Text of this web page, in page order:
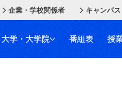
企業・学校関係者 キャンパス
大学・大学院 番組表 授